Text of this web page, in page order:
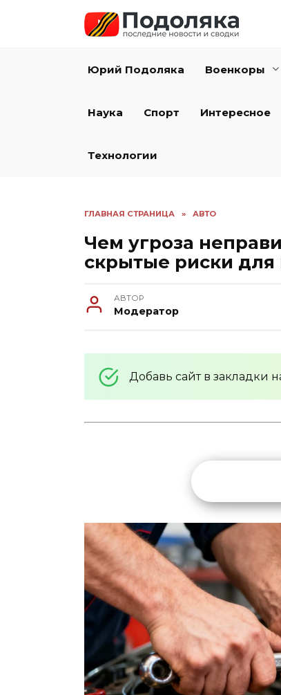
Юрий Подоляка Военкоры
Наука Спорт Интересное
Технологии
ГЛАВНАЯ СТРАНИЦА » АВТО
Чем угроза
скрытые риски для
АВТОР
Модератор
Добавь сайт в закладки